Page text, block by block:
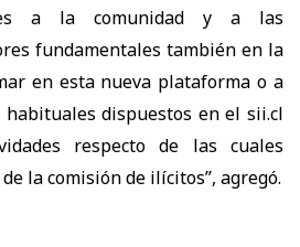
a la comunidad y a las
fundamentales también en la
en esta nueva plataforma o a
dispuestos en el sii.cl
respecto de las cuales
la comisión de ilícitos”, agregó.